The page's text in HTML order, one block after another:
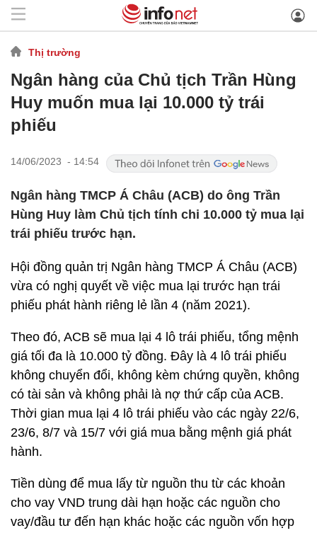
Thị trường
Ngân hàng của Chủ tịch Trần Hùng
Huy muốn mua lại 10.000 tỷ trái
phiếu
14/06/2023 - 14:54
Ngân hàng TMCP Á Châu (ACB) do ông Trần
Hùng Huy làm Chủ tịch tính chi 10.000 tỷ mua lại
trái phiếu trước hạn.
Hội đồng quản trị Ngân hàng TMCP Á Châu (ACB)
vừa có nghị quyết về việc mua lại trước hạn trái
phiếu phát hành riêng lẻ lần 4 (năm 2021).
Theo đó, ACB sẽ mua lại 4 lô trái phiếu, tổng mệnh
giá tối đa là 10.000 tỷ đồng. Đây là 4 lô trái phiếu
không chuyển đổi, không kèm chứng quyền, không
có tài sản và không phải là nợ thứ cấp của ACB.
Thời gian mua lại 4 lô trái phiếu vào các ngày 22/6,
23/6, 8/7 và 15/7 với giá mua bằng mệnh giá phát
hành.
Tiền dùng để mua lấy từ nguồn thu từ các khoản
cho vay VND trung dài hạn hoặc các nguồn cho
vay/đầu tư đến hạn khác hoặc các nguồn vốn hợp